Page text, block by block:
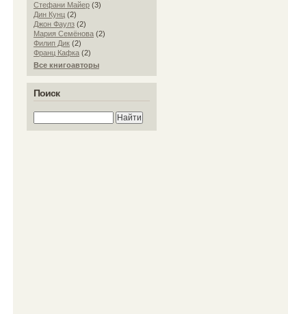
Стефани Майер (3)
Дин Кунц (2)
Джон Фаулз (2)
Мария Семёнова (2)
Филип Дик (2)
Франц Кафка (2)
Все книгоавторы
Поиск